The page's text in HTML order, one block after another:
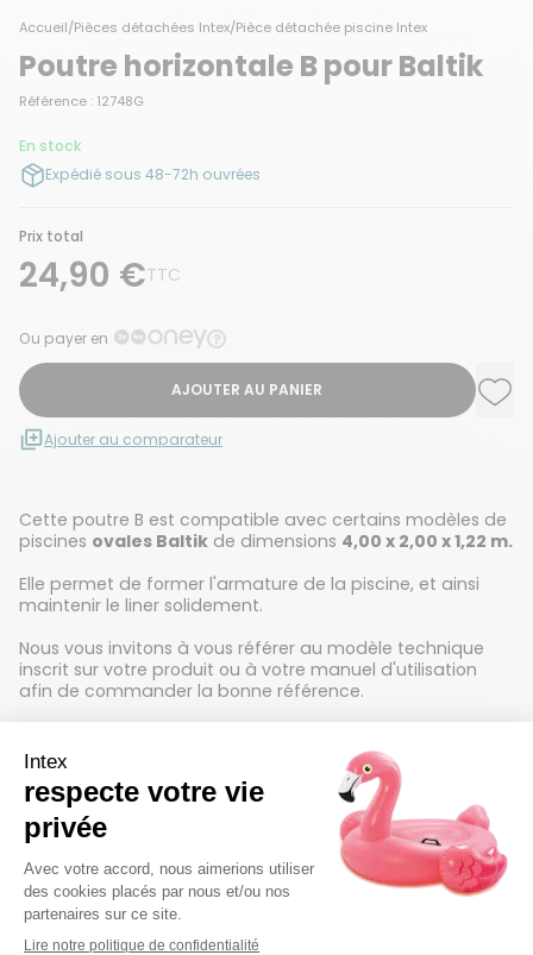
Accueil/Pièces détachées Intex/Pièce détachée piscine Intex
Poutre horizontale B pour Baltik
Référence : 12748G
En stock
Expédié sous 48-72h ouvrées
Prix total
24,90 €TTC
Ou payer en
AJOUTER AU PANIER
Ajouter au comparateur
Cette poutre B est compatible avec certains modèles de
piscines ovales Baltik de dimensions 4,00 x 2,00 x 1,22 m.
Elle permet de former l'armature de la piscine, et ainsi
maintenir le liner solidement.
Nous vous invitons à vous référer au modèle technique
inscrit sur votre produit ou à votre manuel d'utilisation
afin de commander la bonne référence.
Détails techniques